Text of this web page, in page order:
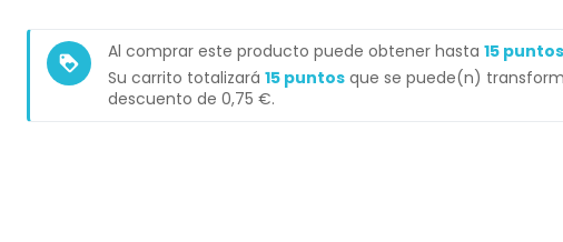
loyalty
Al comprar este producto puede obtener hasta 15
Su carrito totalizará 15 puntos que se puede(n)
descuento de 0,75 €.